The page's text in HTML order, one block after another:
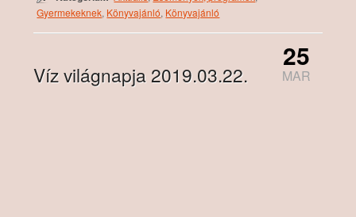
Gyermekeknek, Könyvajánló, Könyvajánló
Víz világnapja 2019.03.22.
25
MAR